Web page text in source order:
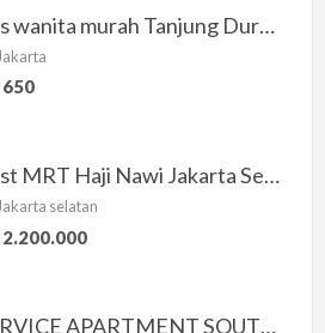
Kos wanita murah Tanjung Duren Jakarta Barat
Jakarta
650
Kost MRT Haji Nawi Jakarta Selatan
selatan
2.200.000
SERVICE APARTMENT SOUTH RESIDENCE